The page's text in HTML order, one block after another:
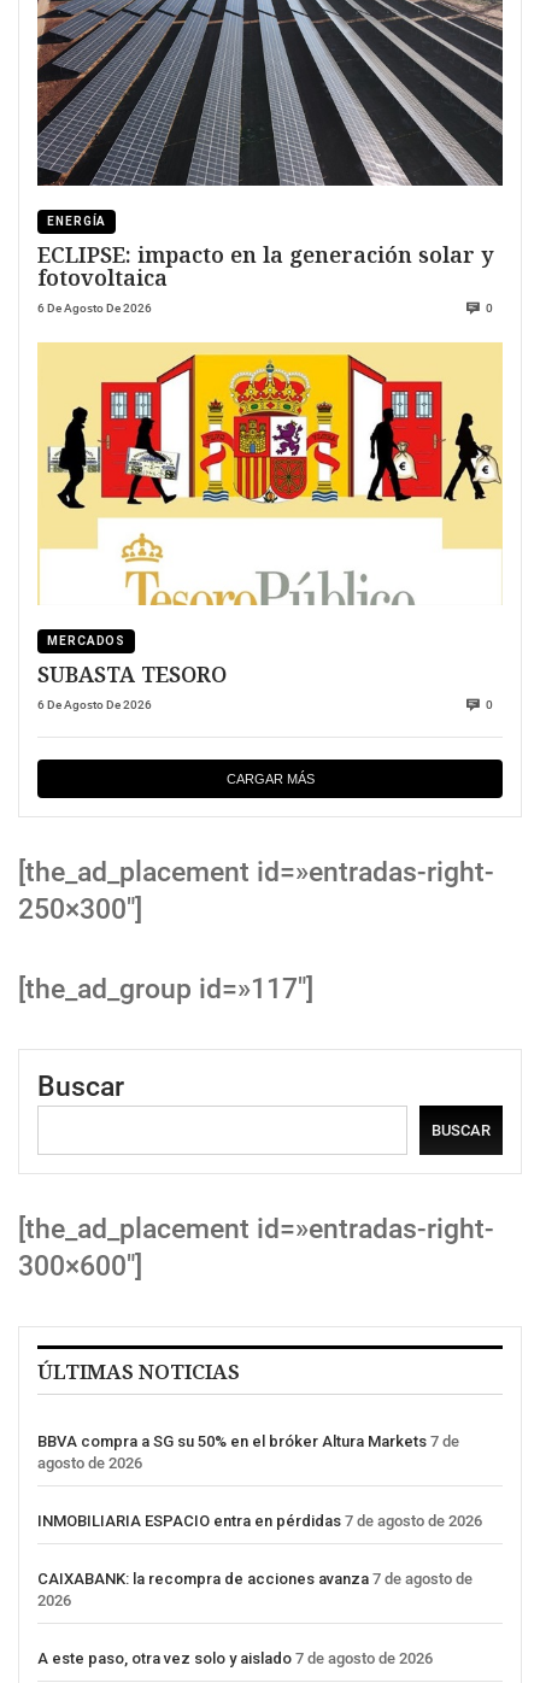
ENERGÍA
ECLIPSE: impacto en la generación solar y
fotovoltaica
6 De Agosto De 2026 0
MERCADOS
SUBASTA TESORO
6 De Agosto De 2026 0
CARGAR MÁS
[the_ad_placement id=»entradas-right-
250×300″]
[the_ad_group id=»117″]
Buscar
BUSCAR
[the_ad_placement id=»entradas-right-
300×600″]
ÚLTIMAS NOTICIAS
BBVA compra a SG su 50% en el bróker Altura Markets 7 de
agosto de 2026
INMOBILIARIA ESPACIO entra en pérdidas 7 de agosto de 2026
CAIXABANK: la recompra de acciones avanza 7 de agosto de
2026
A este paso, otra vez solo y aislado 7 de agosto de 2026